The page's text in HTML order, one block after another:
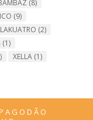
(8)
(9)
(2)
(1)
XELLA(1)